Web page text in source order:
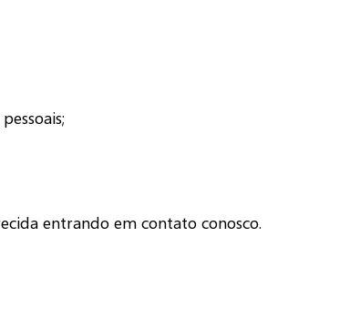
entrando em contato conosco.